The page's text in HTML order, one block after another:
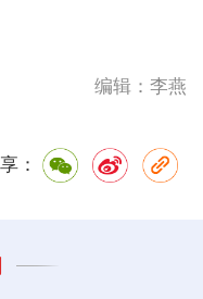
编辑：李燕
：